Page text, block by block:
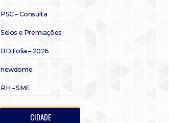
PSC – Consulta
Selos e Premiações
BD Folia – 2026
newdome
RH – SME
CIDADE